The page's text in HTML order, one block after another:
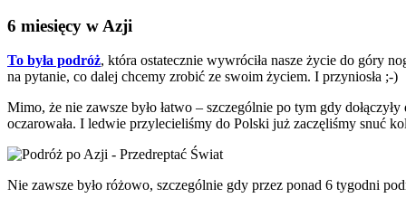
6 miesięcy w Azji
To była podróż, która ostatecznie wywróciła nasze życie do góry
na pytanie, co dalej chcemy zrobić ze swoim życiem. I przyniosła ;-)
Mimo, że nie zawsze było łatwo – szczególnie po tym gdy
oczarowała. I ledwie przylecieliśmy do Polski już zaczęliśmy snuć
Nie zawsze było różowo, szczególnie gdy przez ponad 6 tygodni